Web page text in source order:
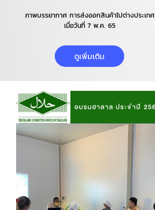
ภาพบรรยากาศ การส่งออกสินค้าไปต่างประเทศ
เมื่อวันที่ 7 พ.ค. 65
ดูเพิ่มเติม